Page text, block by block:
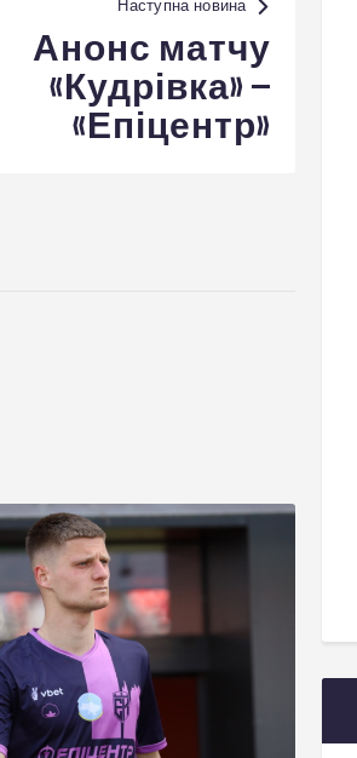
Наступна новина
Анонс матчу
«Кудрівка» –
«Епіцентр»